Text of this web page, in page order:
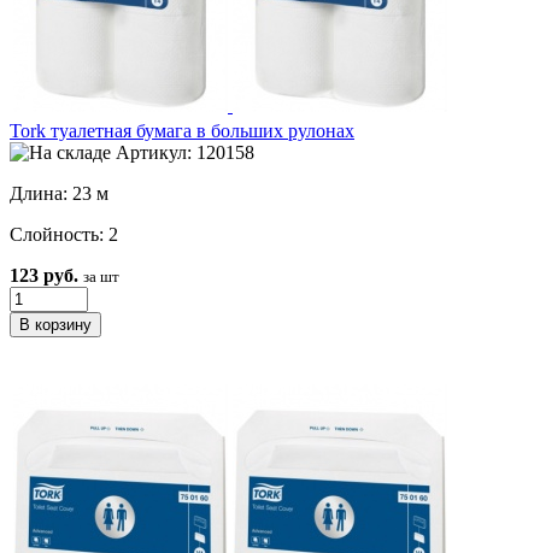
Tork туалетная бумага в больших рулонах
Артикул: 120158
Длина: 23 м
Слойность: 2
123 руб. за шт